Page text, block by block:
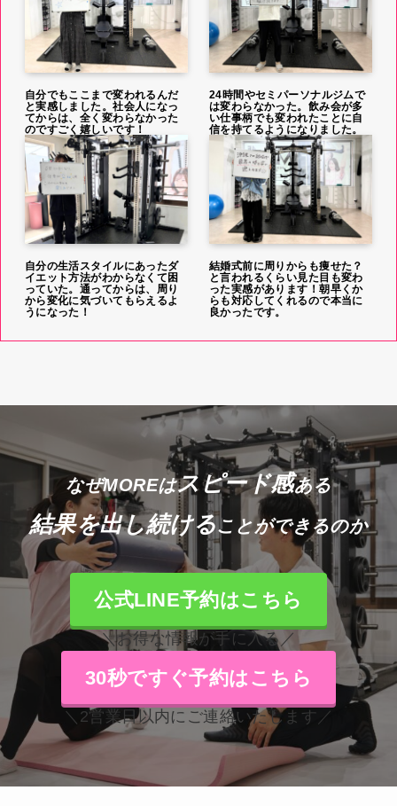
自分でもここまで変われるんだ
と実感しました。社会人になっ
てからは、全く変わらなかった
のですごく嬉しいです！
24時間やセミパーソナルジムで
は変わらなかった。飲み会が多
い仕事柄でも変われたことに自
信を持てるようになりました。
自分の生活スタイルにあったダ
イエット方法がわからなくて困
っていた。通ってからは、周り
から変化に気づいてもらえるよ
うになった！
結婚式前に周りからも痩せた？
と言われるくらい見た目も変わ
った実感があります！朝早くか
らも対応してくれるので本当に
良かったです。
なぜMOREはスピード感ある
結果を出し続けることができるのか
公式LINE予約はこちら
＼お得な情報が手に入る／
30秒ですぐ予約はこちら
＼2営業日以内にご連絡いたします／